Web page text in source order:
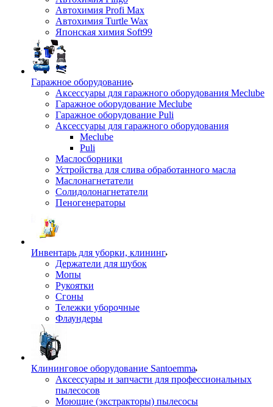
Автохимия Profi Max
Автохимия Turtle Wax
Японская химия Soft99
Гаражное оборудование
Аксессуары для гаражного оборудования Meclube
Гаражное оборудование Meclube
Гаражное оборудование Puli
Аксессуары для гаражного оборудования
Meclube
Puli
Маслосборники
Устройства для слива обработанного масла
Маслонагнетатели
Солидолонагнетатели
Пеногенераторы
Инвентарь для уборки, клининг
Держатели для шубок
Мопы
Рукоятки
Сгоны
Тележки уборочные
Флаундеры
Клининговое оборудование Santoemma
Аксессуары и запчасти для профессиональных
пылесосов
Моющие (экстракторы) пылесосы